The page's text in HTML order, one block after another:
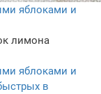
яблоками и
лимона
яблоками и
в